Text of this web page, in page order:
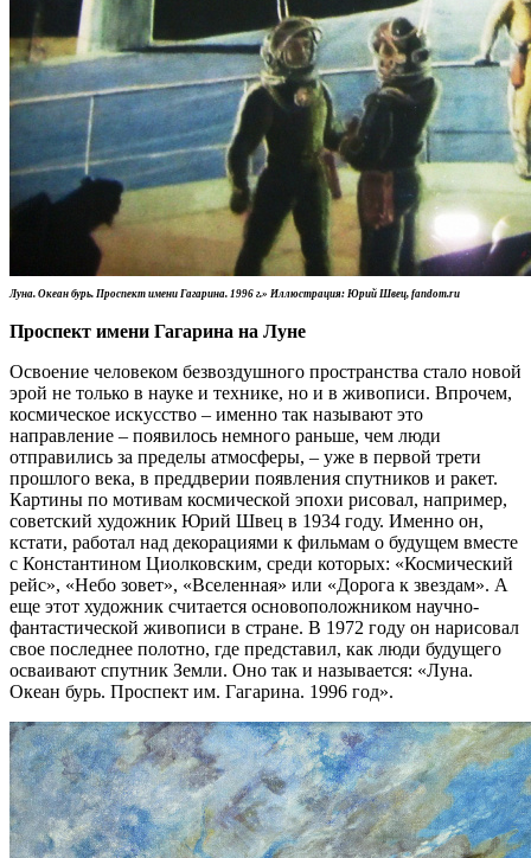
Луна. Океан бурь. Проспект имени Гагарина. 1996 г.» Иллюстрация: Юрий Швец, fandom.ru
Проспект имени Гагарина на Луне
Освоение человеком безвоздушного пространства стало новой
эрой не только в науке и технике, но и в живописи. Впрочем,
космическое искусство – именно так называют это
направление – появилось немного раньше, чем люди
отправились за пределы атмосферы, – уже в первой трети
прошлого века, в преддверии появления спутников и ракет.
Картины по мотивам космической эпохи рисовал, например,
советский художник Юрий Швец в 1934 году. Именно он,
кстати, работал над декорациями к фильмам о будущем вместе
с Константином Циолковским, среди которых: «Космический
рейс», «Небо зовет», «Вселенная» или «Дорога к звездам». А
еще этот художник считается основоположником научно-
фантастической живописи в стране. В 1972 году он нарисовал
свое последнее полотно, где представил, как люди будущего
осваивают спутник Земли. Оно так и называется: «Луна.
Океан бурь. Проспект им. Гагарина. 1996 год».